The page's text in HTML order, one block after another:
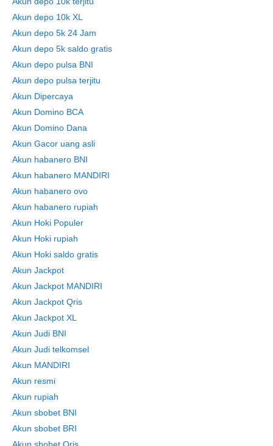
Akun depo 10k XL
Akun depo 5k 24 Jam
Akun depo 5k saldo gratis
Akun depo pulsa BNI
Akun depo pulsa terjitu
Akun Dipercaya
Akun Domino BCA
Akun Domino Dana
Akun Gacor uang asli
Akun habanero BNI
Akun habanero MANDIRI
Akun habanero ovo
Akun habanero rupiah
Akun Hoki Populer
Akun Hoki rupiah
Akun Hoki saldo gratis
Akun Jackpot
Akun Jackpot MANDIRI
Akun Jackpot Qris
Akun Jackpot XL
Akun Judi BNI
Akun Judi telkomsel
Akun MANDIRI
Akun resmi
Akun rupiah
Akun sbobet BNI
Akun sbobet BRI
Akun sbobet Qris